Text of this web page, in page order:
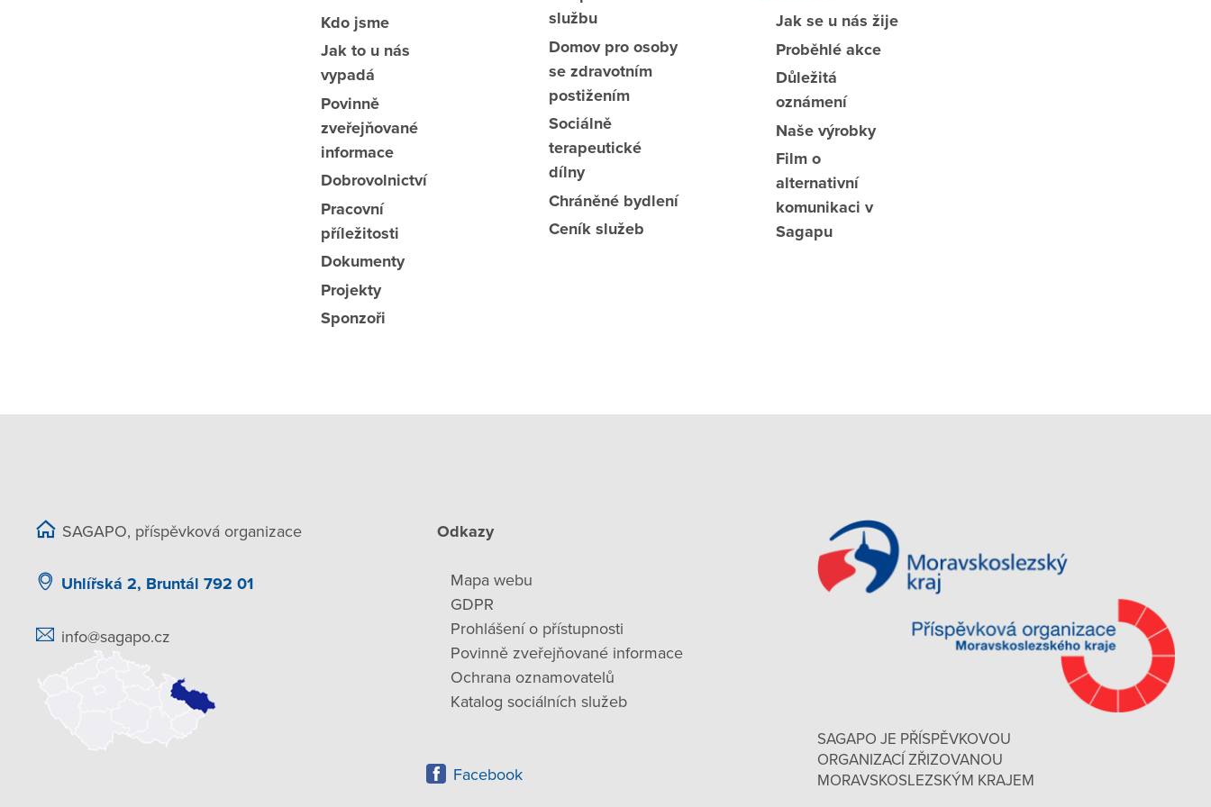
Kdo jsme
Jak to u nás
vypadá
Povinně
zveřejňované
informace
Dobrovolnictví
Pracovní
příležitosti
Dokumenty
Projekty
Sponzoři
službu
Domov pro osoby
se zdravotním
postižením
Sociálně
terapeutické
dílny
Chráněné bydlení
Ceník služeb
Jak se u nás žije
Proběhlé akce
Důležitá
oznámení
Naše výrobky
Film o
alternativní
komunikaci v
Sagapu
SAGAPO, příspěvková organizace
Uhlířská 2, Bruntál 792 01
info@sagapo.cz
Odkazy
Mapa webu
GDPR
Prohlášení o přístupnosti
Povinně zveřejňované informace
Ochrana oznamovatelů
Katalog sociálních služeb
Facebook
SAGAPO JE PŘÍSPĚVKOVOU
ORGANIZACÍ ZŘIZOVANOU
MORAVSKOSLEZSKÝM KRAJEM